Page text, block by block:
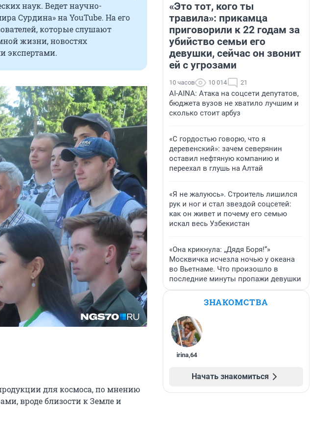
наук. Ведет научно-
Сурдина» на YouTube. На его
которые слушают
жизни, новостях
экспертами.
для космоса, по мнению
вроде близости к Земле и
«Это тот, кого ты
травила»: прикамца
приговорили к 22 годам за
убийство семьи его
девушки, сейчас он звонит
ей с угрозами
10 часов 10 014 21
AI-AINA: Атака на соцсети депутатов,
бюджета вузов не хватило лучшим и
сколько стоит арбуз
«С гордостью говорю, что я
деревенский»: зачем северянин
оставил нефтяную компанию и
переехал в глушь на Алтай
«Я не жалуюсь». Строитель лишился
рук и ног и стал звездой соцсетей:
как он живет и почему его семью
искал весь Узбекистан
«Она крикнула: „Дядя Боря!“»
Москвичка исчезла ночью у океана
во Вьетнаме. Что произошло в
последние минуты пропажи девушки
ЗНАКОМСТВА
irina,64
Начать знакомиться